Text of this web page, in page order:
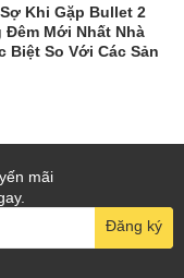
Khi Gặp Bullet 2
Đêm Mới Nhất Nhà
Biệt So Với Các Sản
mãi
Đăng ký